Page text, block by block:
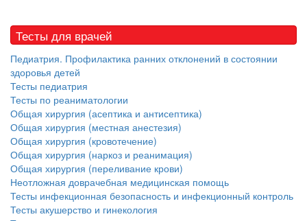
Тесты для врачей
Педиатрия. Профилактика ранних отклонений в состоянии
здоровья детей
Тесты педиатрия
Тесты по реаниматологии
Общая хирургия (асептика и антисептика)
Общая хирургия (местная анестезия)
Общая хирургия (кровотечение)
Общая хирургия (наркоз и реанимация)
Общая хирургия (переливание крови)
Неотложная доврачебная медицинская помощь
Тесты инфекционная безопасность и инфекционный контроль
Тесты акушерство и гинекология